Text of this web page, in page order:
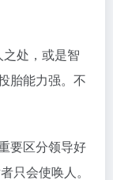
处，或是智
胎能力强。不
要区分领导好
只会使唤人。